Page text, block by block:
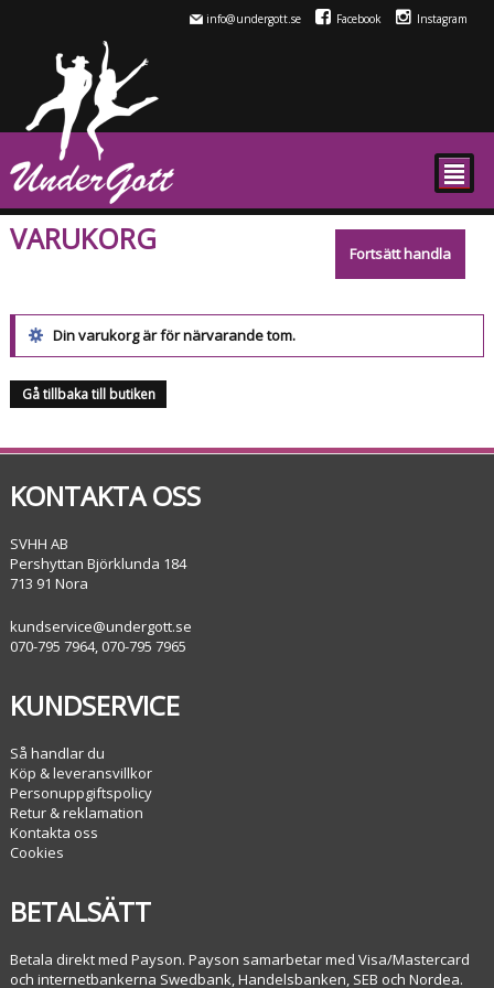
info@undergott.se Facebook Instagram
²
VARUKORG Fortsätt handla
Din varukorg är för närvarande tom.
Gå tillbaka till butiken
KONTAKTA OSS
SVHH AB
Pershyttan Björklunda 184
713 91 Nora
kundservice@undergott.se
070-795 7964, 070-795 7965
KUNDSERVICE
Så handlar du
Köp & leveransvillkor
Personuppgiftspolicy
Retur & reklamation
Kontakta oss
Cookies
BETALSÄTT
Betala direkt med Payson. Payson samarbetar med Visa/Mastercard
och internetbankerna Swedbank, Handelsbanken, SEB och Nordea.